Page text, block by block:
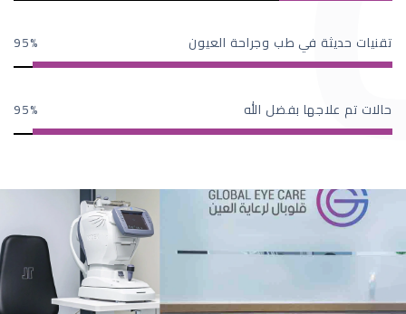
تقنيات حديثة في طب وجراحة العيون 95
حالات تم علاجها بفضل الله 95